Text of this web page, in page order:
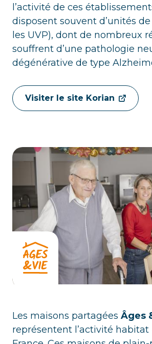
l’activité de ces
disposent souvent d’unités
les UVP), dont de nombreux
souffrent d’une pathologie
dégénérative de type
Visiter le site Korian
Les maisons partagées Âges
représentent l’activité habitat